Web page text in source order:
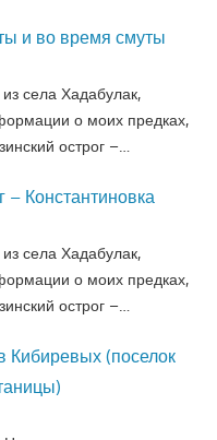
и во время смуты
села Хадабулак,
о моих предках,
острог –…
– Константиновка
села Хадабулак,
о моих предках,
острог –…
Кибиревых (поселок